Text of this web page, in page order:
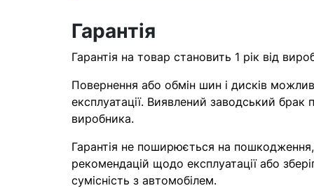
Гарантія
Гарантія на товар становить 1 рік від
Повернення або обмін шин і дисків
експлуатації. Виявлений заводський брак
виробника.
Гарантія не поширюється на
рекомендацій щодо експлуатації або
сумісність з автомобілем.